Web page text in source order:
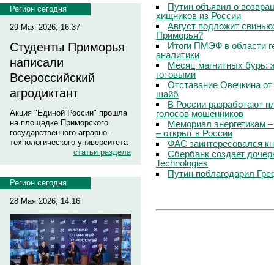
Регион сегодня
29 Мая 2026, 16:37
Студенты Приморья
написали
Всероссийский
агродиктант
Акция "Единой России" прошла
на площадке Приморского
государственного аграрно-
технологического университета
статьи раздела
Регион сегодня
28 Мая 2026, 14:16
Путин объявил о
хищников из России
Август подложит
Приморья?
Итоги ПМЭФ в области
аналитики
Месяц магнитных бурь:
готовыми
Отставание Овечкина
шайб
В России разработают
голосов мошенников
Мемориал энергетикам
– открыт в России
ФАС заинтересовался
Сбербанк создает
Technologies
Путин поблагодарил